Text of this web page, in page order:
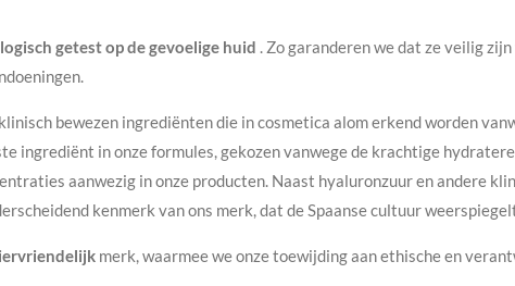
getest op de gevoelige huid
. Zo garanderen we dat ze veilig
bewezen ingrediënten die in cosmetica alom erkend worden
ingrediënt in onze formules, gekozen vanwege de krachtige
aanwezig in onze producten. Naast hyaluronzuuren andere
kenmerk van ons merk, dat de Spaanse cultuur
merk, waarmee we onze toewijding aan ethische en